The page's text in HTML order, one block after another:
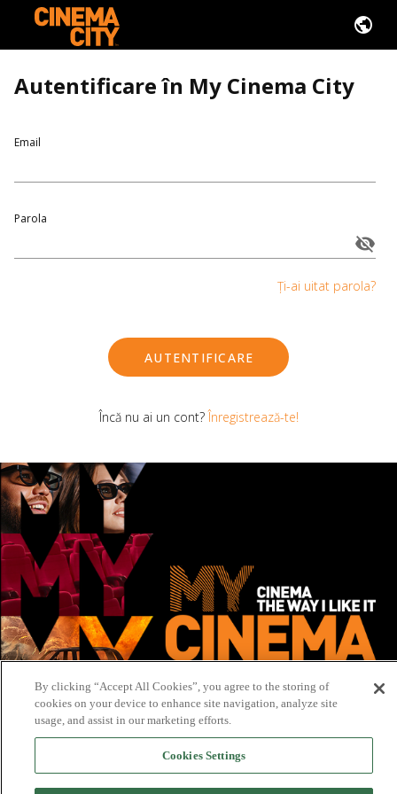
Autentificare în My Cinema City
Email
Parola
Ți-ai uitat parola?
AUTENTIFICARE
Încă nu ai un cont?Înregistrează-te!
By clicking “Accept All Cookies”, you agree to the storing of
cookies on your device to enhance site navigation, analyze site
usage, and assist in our marketing efforts.
Cookies Settings